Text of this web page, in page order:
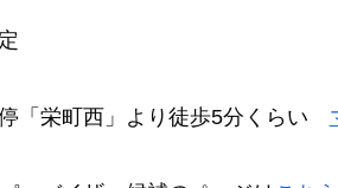
「栄町西」より徒歩5分くらい